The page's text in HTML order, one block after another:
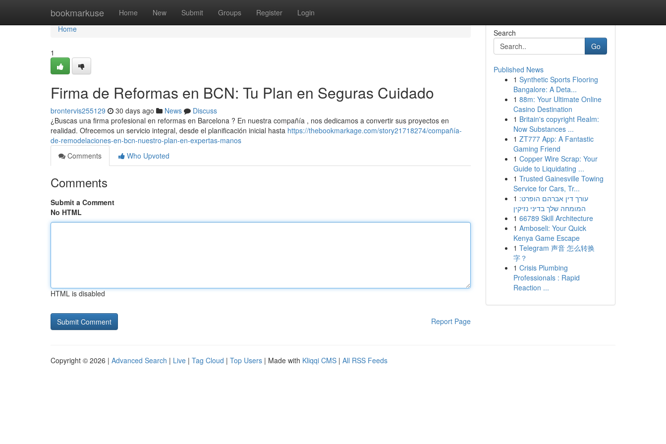
bookmarkuse Home New Submit Groups Register Login
Home
Home
1
Firma de Reformas en BCN: Tu Plan en Seguras Cuidado
brontervis255129 30 days ago News
Discuss
¿Buscas una firma profesional en reformas en Barcelona ? En nuestra compañía , nos dedicamos a convertir sus proyectos en
realidad. Ofrecemos un servicio integral, desde el planificación inicial hasta https://thebookmarkage.com/story21718274/compañía-
de-remodelaciones-en-bcn-nuestro-plan-en-expertas-manos
Comments
Who Upvoted
Comments
Submit a Comment
No HTML
HTML is disabled
Report Page
Search
Go
Published News
1 Synthetic Sports Flooring
Bangalore: A Deta...
1 88m: Your Ultimate Online
Casino Destination
1 Britain's copyright Realm:
Now Substances ...
1 ZT777 App: A Fantastic
Gaming Friend
1 Copper Wire Scrap: Your
Guide to Liquidating ...
1 Trusted Gainesville Towing
Service for Cars, Tr...
1 עורך דין אברהם הופרט:
המומחה שלך בדיני נזיקין
1 66789 Skill Architecture
1 Amboseli: Your Quick
Kenya Game Escape
1 Telegram 声音 怎么转换
字？
1 Crisis Plumbing
Professionals : Rapid
Reaction ...
Copyright © 2026 | Advanced Search | Live | Tag Cloud | Top Users | Made with Kliqqi CMS | All RSS Feeds